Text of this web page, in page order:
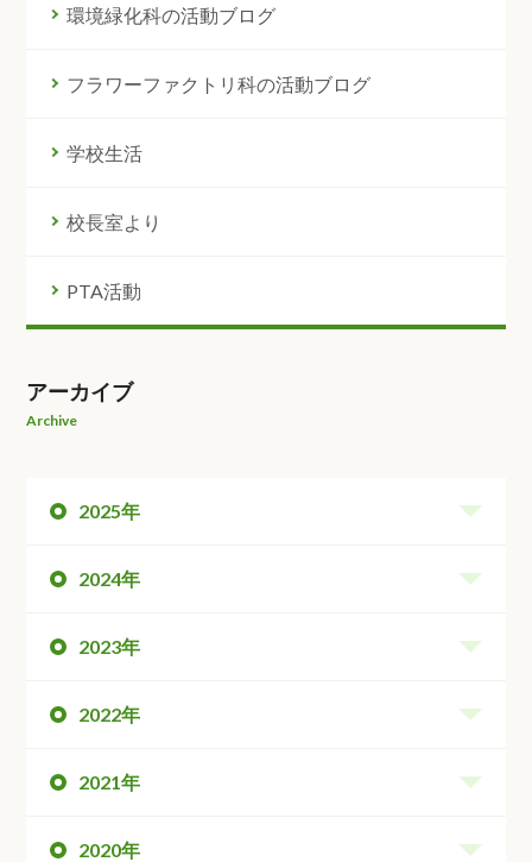
環境緑化科の活動ブログ
フラワーファクトリ科の活動ブログ
学校生活
校長室より
PTA活動
アーカイブ
Archive
2025年
2024年
2023年
2022年
2021年
2020年